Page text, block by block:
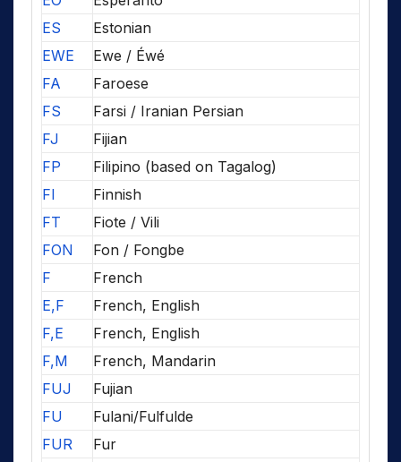
ES
Estonian
EWE
Ewe / Éwé
FA
Faroese
FS
Farsi / Iranian Persian
FJ
Fijian
FP
Filipino (based on Tagalog)
FI
Finnish
FT
Fiote / Vili
FON
Fon / Fongbe
F
French
E,F
French, English
F,E
French, English
F,M
French, Mandarin
FUJ
Fujian
FU
Fulani/Fulfulde
FUR
Fur